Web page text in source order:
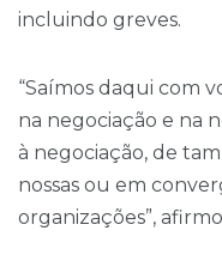
incluindo greves.
“Saímos daqui com
na negociação e na
à negociação, de
nossas ou em
organizações”,